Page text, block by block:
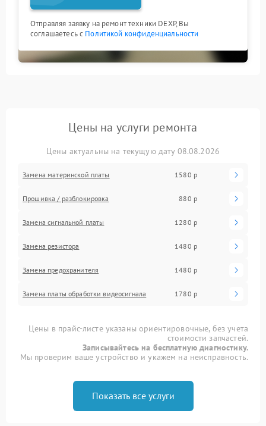
Отправляя заявку на ремонт техники DEXP, Вы
соглашаетесь с Политикой конфиденциальности
Цены на услуги ремонта
Цены актуальны на текущую дату 08.08.2026
Замена материнской платы 1580 р
Прошивка / разблокировка 880 р
Замена сигнальной платы 1280 р
Замена резистора 1480 р
Замена предохранителя 1480 р
Замена платы обработки видеосигнала 1780 р
Цены в прайс-листе указаны ориентировочные, без учета
стоимости запчастей.
Записывайтесь на бесплатную диагностику.
Мы проверим ваше устройство и укажем на неисправность.
Показать все услуги